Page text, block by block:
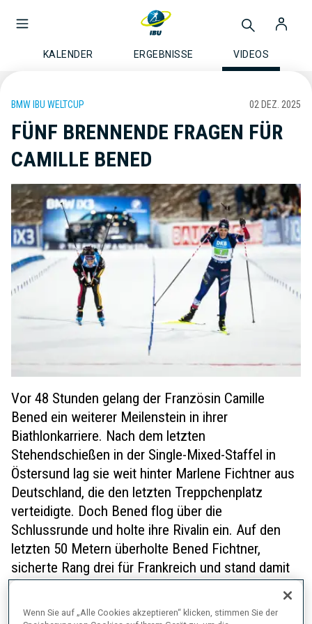
KALENDER ERGEBNISSE VIDEOS
BMW IBU WELTCUP 02 DEZ. 2025
FÜNF BRENNENDE FRAGEN FÜR
CAMILLE BENED
Vor 48 Stunden gelang der Französin Camille
Bened ein weiterer Meilenstein in ihrer
Biathlonkarriere. Nach dem letzten
Stehendschießen in der Single-Mixed-Staffel in
Östersund lag sie weit hinter Marlene Fichtner aus
Deutschland, die den letzten Treppchenplatz
verteidigte. Doch Bened flog über die
Schlussrunde und holte ihre Rivalin ein. Auf den
letzten 50 Metern überholte Bened Fichtner,
sicherte Rang drei für Frankreich und stand damit
erst vierten Rennen bei den Senioren.
Wenn Sie auf „Alle Cookies akzeptieren“ klicken, stimmen Sie der